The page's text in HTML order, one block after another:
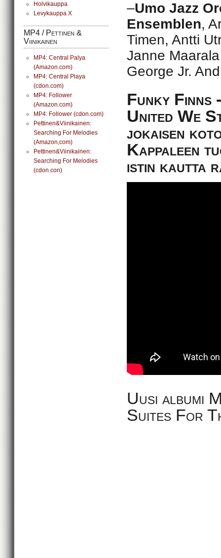
–Umo Jazz
Ensemblen,
Timen, Antti
Janne
George Jr.
Funky Finns
United We
jokaisen
Kappaleen
istin kautta
Uusi albumi
Suites For
Holvikauppa
Levykauppa X
MP4 / Pettinen &
Viinikainen
MP4: Central Palya
(Amazon.com)
MP4: Central Playa
(cdon.com)
MP4: Follower
(Amazon.com)
MP4: Follower (cdon.com)
Pettinen&Viinikainen:
Searching For Melodies
(Amazon,com)
Pettinen&Viinikainen:
Searching For Melodies
(cdon.con)